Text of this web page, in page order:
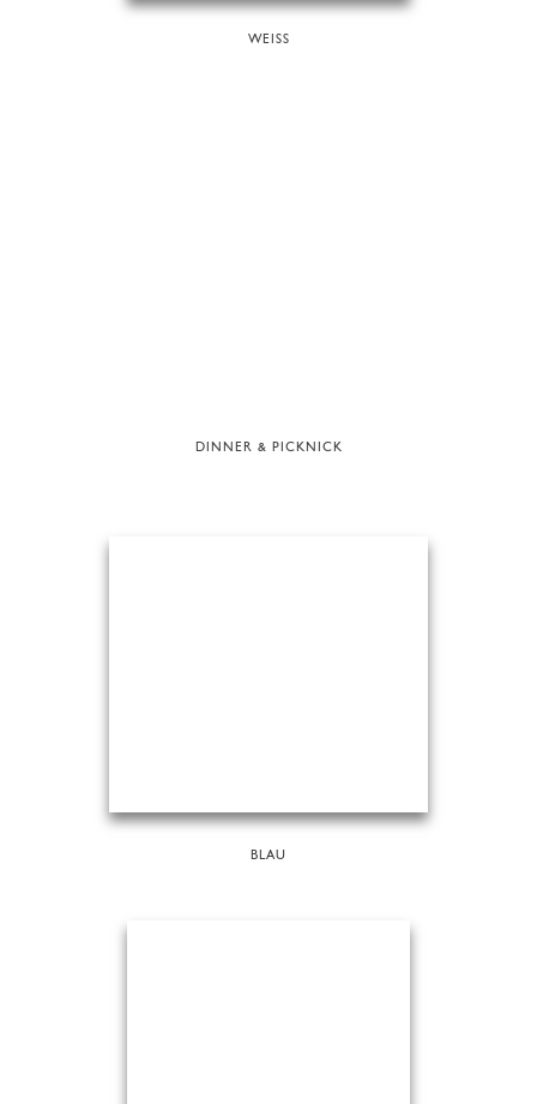
WEISS
DINNER & PICKNICK
BLAU